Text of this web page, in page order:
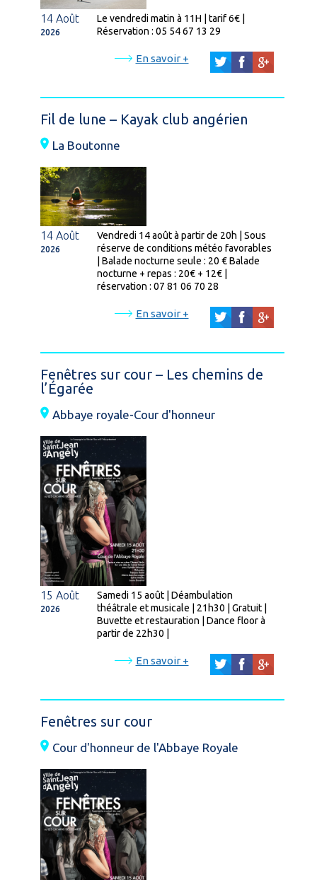
14 Août
2026
Le vendredi matin à 11H | tarif 6€ |
Réservation : 05 54 67 13 29
En savoir +
Fil de lune – Kayak club angérien
La Boutonne
14 Août
2026
Vendredi 14 août à partir de 20h | Sous
réserve de conditions météo favorables
| Balade nocturne seule : 20 € Balade
nocturne + repas : 20€ + 12€ |
réservation : 07 81 06 70 28
En savoir +
Fenêtres sur cour – Les chemins de
l’Égarée
Abbaye royale-Cour d'honneur
15 Août
2026
Samedi 15 août | Déambulation
théâtrale et musicale | 21h30 | Gratuit |
Buvette et restauration | Dance floor à
partir de 22h30 |
En savoir +
Fenêtres sur cour
Cour d'honneur de l'Abbaye Royale